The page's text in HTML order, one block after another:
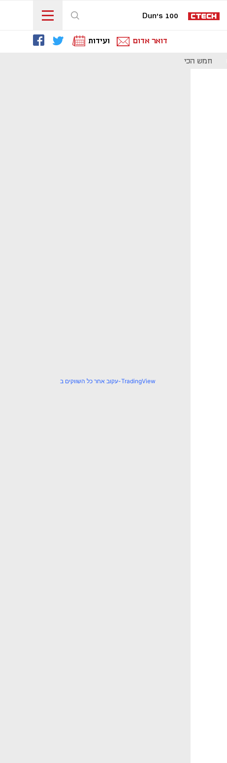
Dun's 100
דואר אדום ועידות
חמש הכי
עקוב אחר כל השווקים ב-TradingView